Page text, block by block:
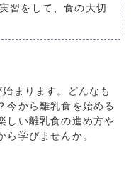
習をして、食の大切
まります。どんなも
今から離乳食を始める
しい離乳食の進め方や
ら学びませんか。